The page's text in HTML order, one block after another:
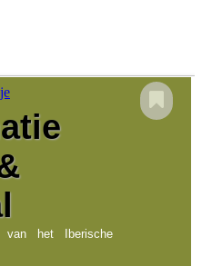
onze promoties te
van het Iberische